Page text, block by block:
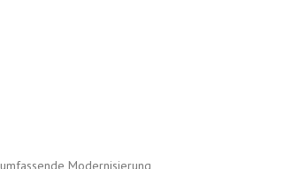
Modernisierung